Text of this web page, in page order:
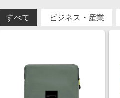
すべて ビジネス・産業